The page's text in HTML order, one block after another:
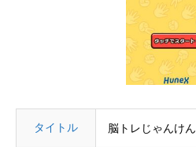
タイトル 脳トレじゃんけん